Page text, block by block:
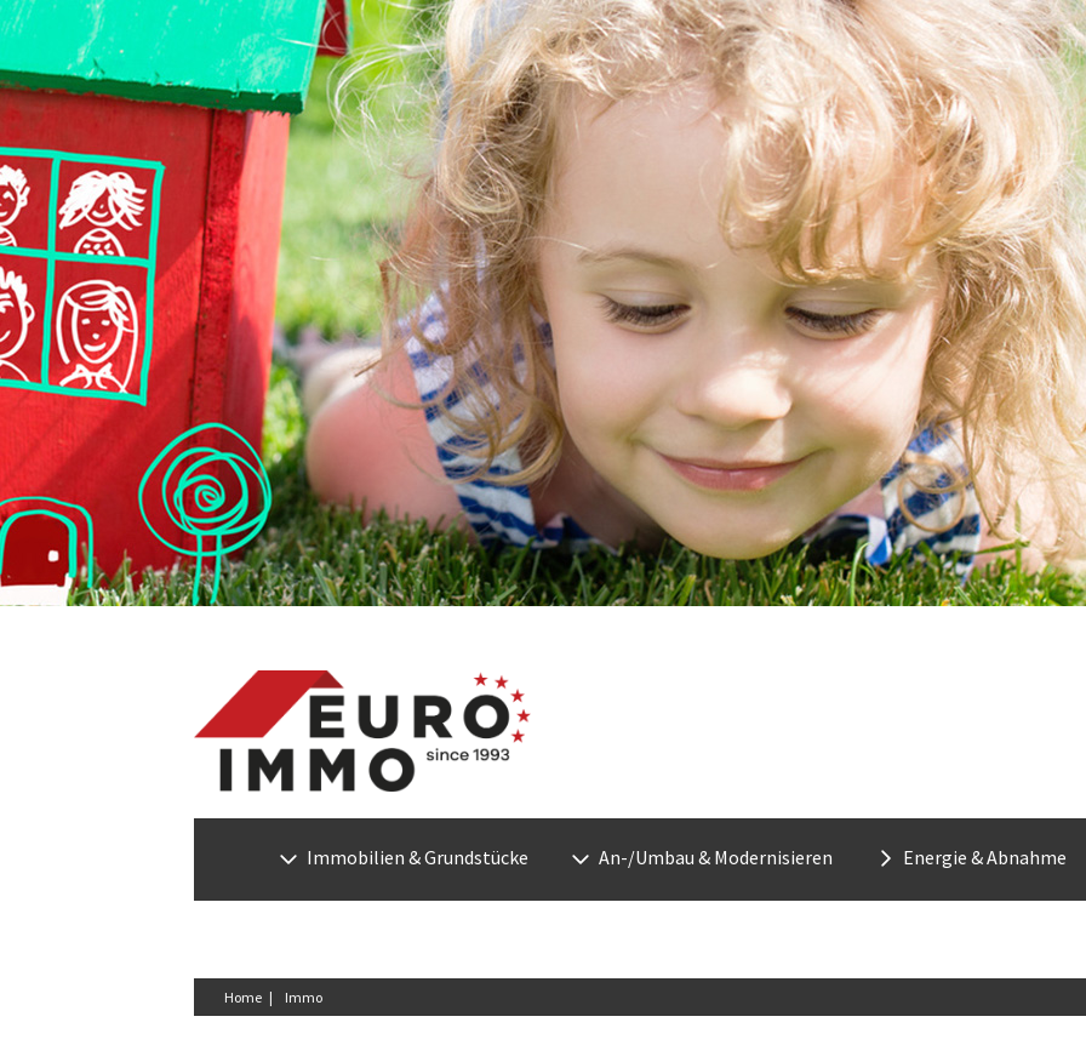
Immobilien & Grundstücke An-/Umbau & Modernisieren Energie & Abnahme
Home | Immo